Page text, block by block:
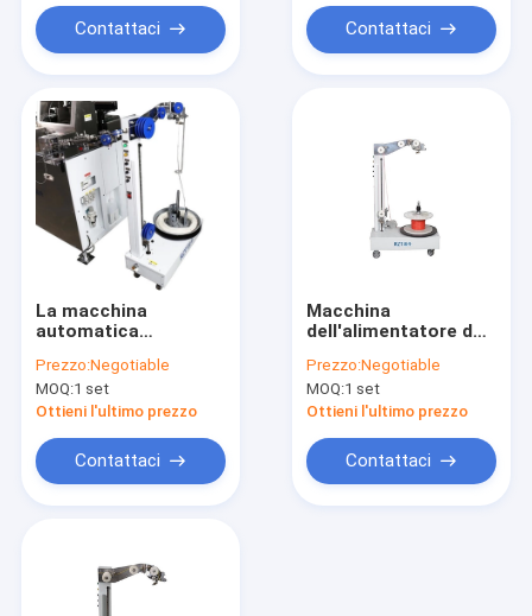
Contattaci Contattaci
La macchina
automatica
cavo, piccola
dimensione ripaga in
secondo luogo il
macchina 6
Prezzo:Negotiable
MOQ:1 set
Ottieni l'ultimo prezzo
Contattaci
Macchina
dell'alimentatore del
macchina verticale di
profitto del cavo
dell'installazione
Prezzo:Negotiable
MOQ:1 set
Ottieni l'ultimo prezzo
Contattaci